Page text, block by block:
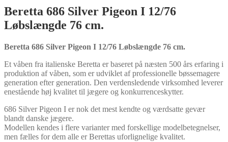
Beretta 686 Silver Pigeon I 12/76
Løbslængde 76 cm.
Beretta 686 Silver Pigeon I 12/76 Løbslængde 76 cm.
Et våben fra italienske Beretta er baseret på næsten 500 års erfaring i
produktion af våben, som er udviklet af professionelle bøssemagere
generation efter generation. Den verdensledende virksomhed leverer
enestående høj kvalitet til jægere og konkurrenceskytter.
686 Silver Pigeon I er nok det mest kendte og værdsatte gevær
blandt danske jægere.
Modellen kendes i flere varianter med forskellige modelbetegnelser,
men fælles for dem alle er Berettas uforlignelige kvalitet.